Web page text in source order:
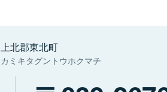
上北郡東北町
カミキタグントウホクマチ